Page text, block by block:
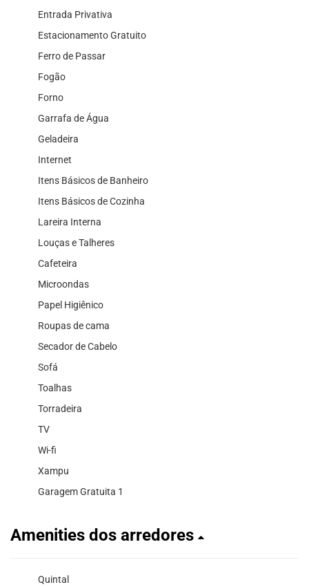
Entrada Privativa
Estacionamento Gratuito
Ferro de Passar
Fogão
Forno
Garrafa de Água
Geladeira
Internet
Itens Básicos de Banheiro
Itens Básicos de Cozinha
Lareira Interna
Louças e Talheres
Cafeteira
Microondas
Papel Higiênico
Roupas de cama
Secador de Cabelo
Sofá
Toalhas
Torradeira
TV
Wi-fi
Xampu
Garagem Gratuita 1
Amenities dos arredores
Quintal